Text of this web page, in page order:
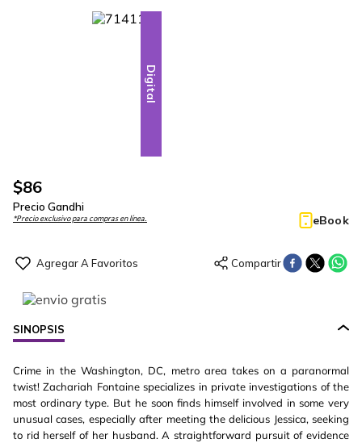
Digital
$86
Precio Gandhi
*Precio exclusivo para compras en línea. eBook
SINOPSIS
Crime in the Washington, DC, metro area takes on a paranormal
twist! Zachariah Fontaine specializes in private investigations of the
most ordinary type. But he soon finds himself involved in some very
unusual cases, especially after meeting the delicious Jessica, seeking
to rid herself of her husband. A straightforward pursuit of evidence